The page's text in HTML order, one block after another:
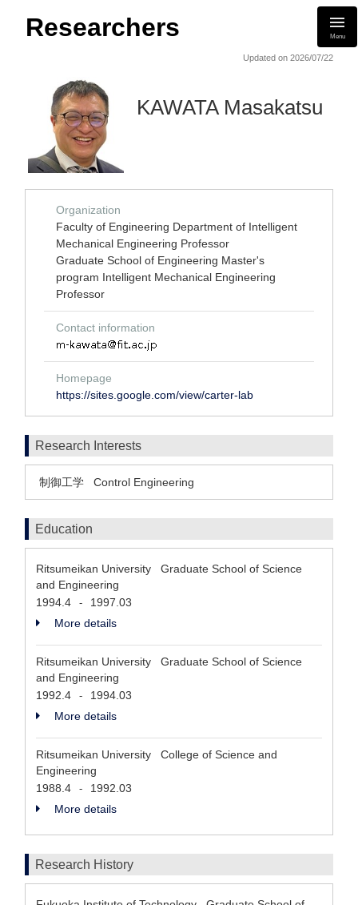
Researchers Menu
Updated on 2026/07/22
KAWATA Masakatsu
Organization
Faculty of Engineering Department of Intelligent
Mechanical Engineering Professor
Graduate School of Engineering Master's
program Intelligent Mechanical Engineering
Professor
Contact information
Homepage
https://sites.google.com/view/carter-lab
Research Interests
制御工学 Control Engineering
Education
Ritsumeikan University Graduate School of Science
and Engineering
1994.4
-
1997.03
More details
Ritsumeikan University Graduate School of Science
and Engineering
1992.4
-
1994.03
More details
Ritsumeikan University College of Science and
Engineering
1988.4
-
1992.03
More details
Research History